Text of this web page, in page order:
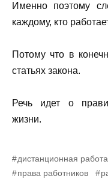
Именно поэтому
каждому, кто
Потому что в
статьях закона.
Речь идет о
жизни.
дистанционная работа
права работников